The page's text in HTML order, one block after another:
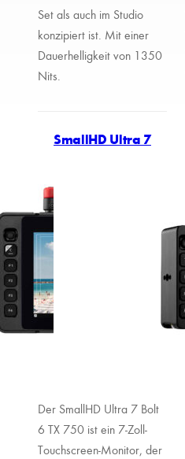
Set als auch im Studio
konzipiert ist. Mit einer
Dauerhelligkeit von 1350
Nits.
SmallHD Ultra 7
Der SmallHD Ultra 7 Bolt
6 TX 750 ist ein 7-Zoll-
Touchscreen-Monitor, der